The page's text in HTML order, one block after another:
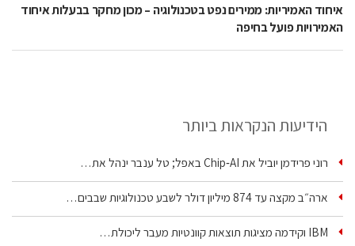
איחוד האמיריות: ממירים נפט בטכנולוגיה – מכון מחקר בבעלות איחוד
האמירויות פועל בחיפה
הידיעות הנקראות ביותר
רוני פרידמן יוביל את Chip‑AI באפל; טל ענבר ינהל את…
ארה״ב מקצה עד 874 מיליון דולר לשבע טכנולוגיות שבבים…
IBM וקידמה מציגות תוצאות קוונטיות מעבר ליכולת…